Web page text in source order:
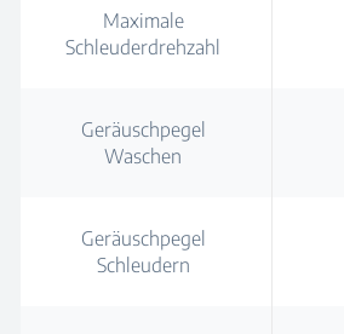
Maximale
Schleuderdrehzahl
Geräuschpegel
Waschen
Geräuschpegel
Schleudern